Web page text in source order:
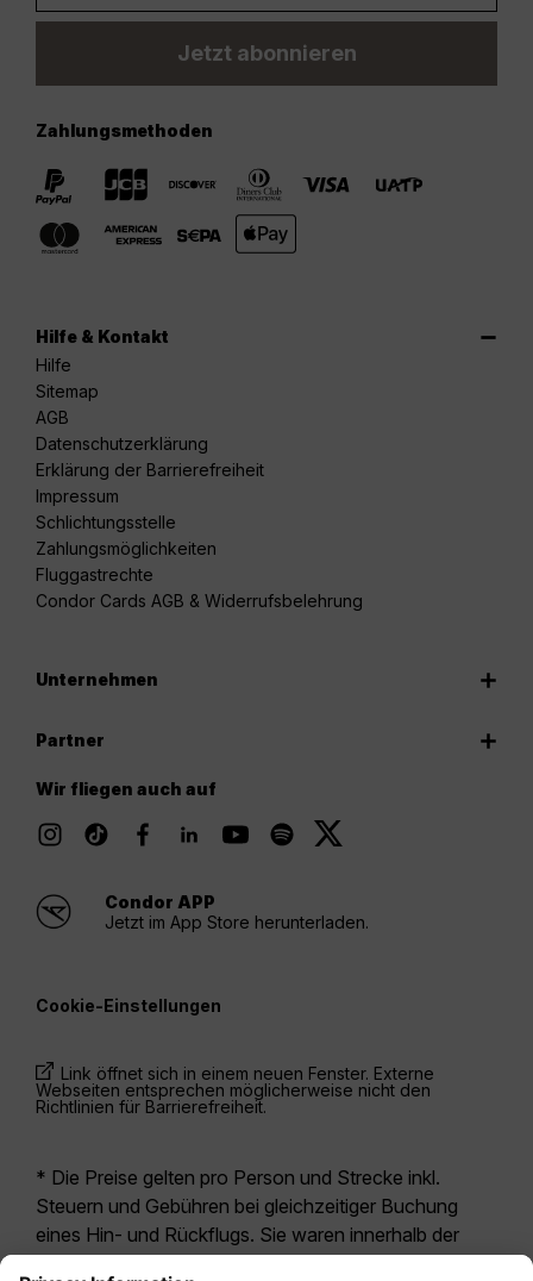
Jetzt abonnieren
Zahlungsmethoden
Hilfe & Kontakt
Hilfe
Sitemap
AGB
Datenschutzerklärung
Erklärung der Barrierefreiheit
Impressum
Schlichtungsstelle
Zahlungsmöglichkeiten
Fluggastrechte
Condor Cards AGB & Widerrufsbelehrung
Unternehmen
Partner
Wir fliegen auch auf
Condor APP
Jetzt im App Store herunterladen.
Cookie-Einstellungen
Link öffnet sich in einem neuen Fenster. Externe
Webseiten entsprechen möglicherweise nicht den
Richtlinien für Barrierefreiheit.
* Die Preise gelten pro Person und Strecke inkl.
Steuern und Gebühren bei gleichzeitiger Buchung
eines Hin- und Rückflugs. Sie waren innerhalb der
letzten 24 Stunden verfügbar und sind